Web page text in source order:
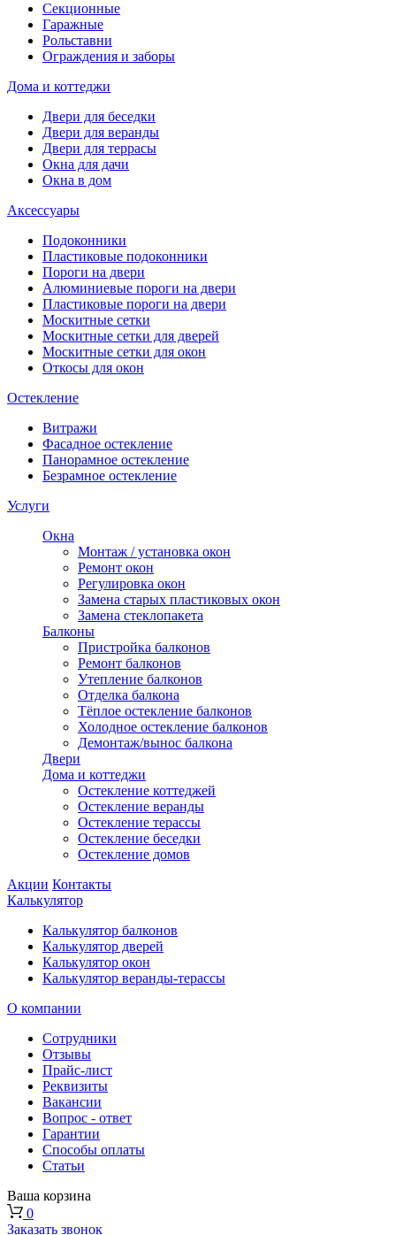
Секционные
Гаражные
Рольставни
Ограждения и заборы
Дома и коттеджи
Двери для беседки
Двери для веранды
Двери для террасы
Окна для дачи
Окна в дом
Аксессуары
Подоконники
Пластиковые подоконники
Пороги на двери
Алюминиевые пороги на двери
Пластиковые пороги на двери
Москитные сетки
Москитные сетки для дверей
Москитные сетки для окон
Откосы для окон
Остекление
Витражи
Фасадное остекление
Панорамное остекление
Безрамное остекление
Услуги
Окна
Монтаж / установка окон
Ремонт окон
Регулировка окон
Замена старых пластиковых окон
Замена стеклопакета
Балконы
Пристройка балконов
Ремонт балконов
Утепление балконов
Отделка балкона
Тёплое остекление балконов
Холодное остекление балконов
Демонтаж/вынос балкона
Двери
Дома и коттеджи
Остекление коттеджей
Остекление веранды
Остекление терассы
Остекление беседки
Остекление домов
Акции Контакты
Калькулятор
Калькулятор балконов
Калькулятор дверей
Калькулятор окон
Калькулятор веранды-терассы
О компании
Сотрудники
Отзывы
Прайс-лист
Реквизиты
Вакансии
Вопрос - ответ
Гарантии
Способы оплаты
Статьи
Ваша корзина
0
Заказать звонок